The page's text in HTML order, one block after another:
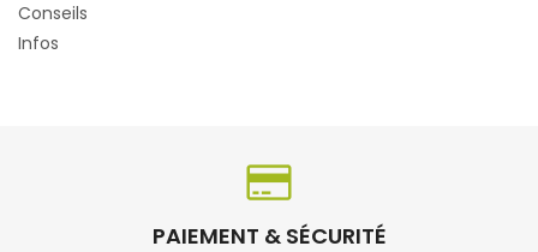
Conseils
Infos
PAIEMENT & SÉCURITÉ